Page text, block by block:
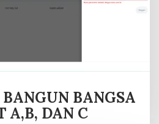
BANGSA
A,B, DAN C